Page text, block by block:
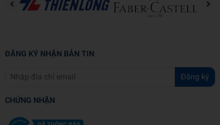
ĐĂNG KÝ NHẬN BẢN TIN
Đăng ký
CHỨNG NHẬN